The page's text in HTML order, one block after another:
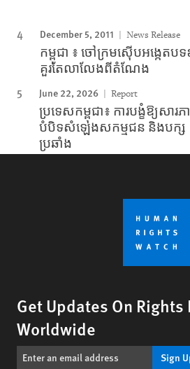
December 5, 2011 News Release
កម្ពុជា ៖ ចៅក្រមស៊ើបអង្កេតបទ
គួរតែលាលែងពីតំណែង
June 22, 2026 Report
ប្រទេសកម្ពុជា៖ ការបង្ខំឱ្យសារភ
បំបិទសំឡេងសកម្មជន និងបក្ស
ប្រឆាំង
Get Updates On Rights
Worldwide
Sign